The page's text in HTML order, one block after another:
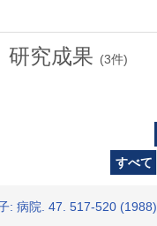
研究成果 (3件)
すべて
: 病院. 47. 517-520 (1988)